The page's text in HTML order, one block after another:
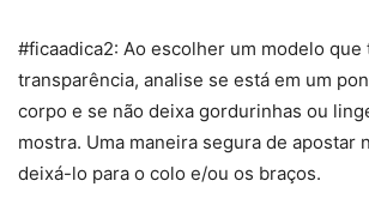
#ficaadica2: Ao escolher um modelo que
transparência, analise se está em um
corpo e se não deixa gordurinhas ou
mostra. Uma maneira segura de apostar
deixá-lo para o colo e/ou os braços.